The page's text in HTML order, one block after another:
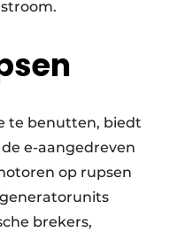
te benutten, biedt
e-aangedreven
op rupsen
brekers,